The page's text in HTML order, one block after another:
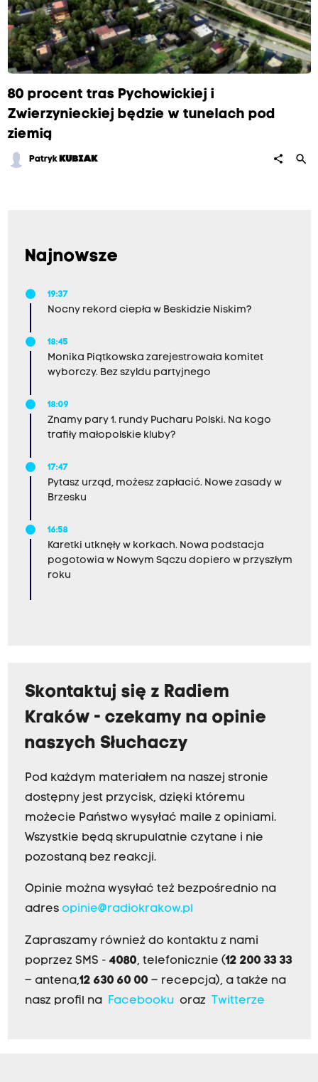
80 procent tras Pychowickiej i
Zwierzynieckiej będzie w tunelach pod
ziemią
Patryk KUBIAK share search
Najnowsze
19:37
Nocny rekord ciepła w Beskidzie Niskim?
18:45
Monika Piątkowska zarejestrowała komitet
wyborczy. Bez szyldu partyjnego
18:09
Znamy pary 1. rundy Pucharu Polski. Na kogo
trafiły małopolskie kluby?
17:47
Pytasz urząd, możesz zapłacić. Nowe zasady w
Brzesku
16:58
Karetki utknęły w korkach. Nowa podstacja
pogotowia w Nowym Sączu dopiero w przyszłym
roku
Skontaktuj się z Radiem
Kraków - czekamy na opinie
naszych Słuchaczy
Pod każdym materiałem na naszej stronie
dostępny jest przycisk, dzięki któremu
możecie Państwo wysyłać maile z opiniami.
Wszystkie będą skrupulatnie czytane i nie
pozostaną bez reakcji.
Opinie można wysyłać też bezpośrednio na
adres opinie@radiokrakow.pl
Zapraszamy również do kontaktu z nami
poprzez SMS - 4080, telefonicznie (12 200 33 33
– antena,12 630 60 00 – recepcja), a także na
nasz profil na
Facebookuoraz Twitterze